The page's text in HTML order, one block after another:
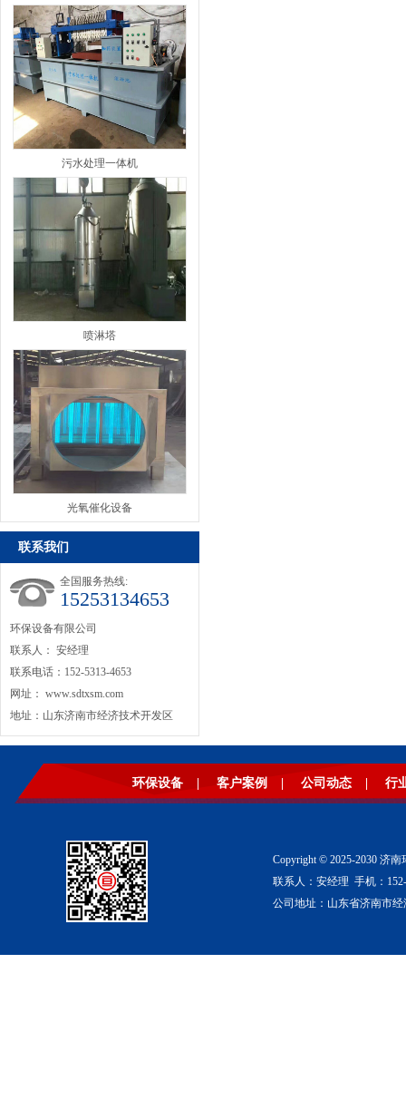
污水处理一体机
喷淋塔
光氧催化设备
联系我们
全国服务热线:
15253134653
环保设备有限公司
联系人： 安经理
联系电话：152-5313-4653
网址： www.sdtxsm.com
地址：山东济南市经济技术开发区
环保设备 客户案例 公司动态 行
Copyright © 2025-2030 济
联系人：安经理 手机：
公司地址：山东省济南市